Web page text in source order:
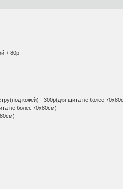
+ 80р
кожей) - 300р(для щита не более
не более 70х80см)